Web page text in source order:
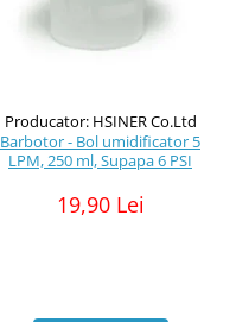
Producator: HSINER Co.Ltd
Barbotor - Bol umidificator 5
LPM, 250 ml, Supapa 6 PSI
19,90 Lei